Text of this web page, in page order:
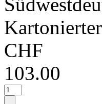
CHF
103.00